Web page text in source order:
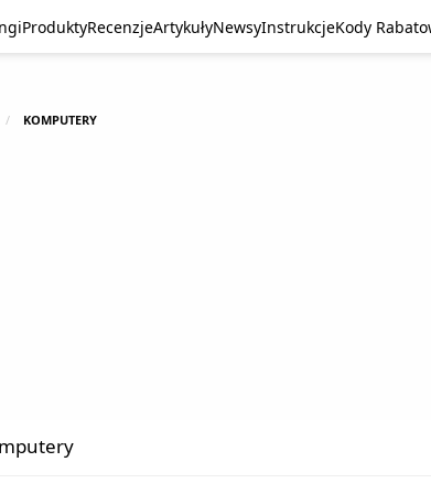
ProduktyRecenzjeArtykułyNewsyInstrukcjeKody
KOMPUTERY